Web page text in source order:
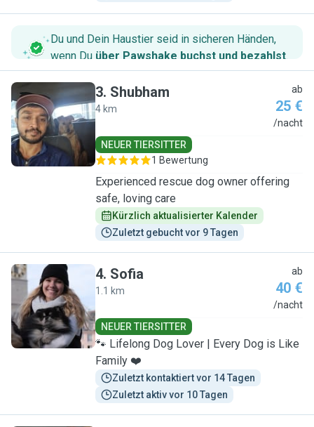
Du und Dein Haustier seid in sicheren Händen,
wenn Du über Pawshake buchst und bezahlst.
S
3. Shubham
4 km
ab
25 €
/nacht
NEUER TIERSITTER
1 Bewertung
Experienced rescue dog owner offering
safe, loving care
Kürzlich aktualisierter Kalender
Zuletzt gebucht vor 9 Tagen
S
4. Sofia
1.1 km
ab
40 €
/nacht
NEUER TIERSITTER
🐾 Lifelong Dog Lover | Every Dog is Like
Family ❤️
Zuletzt kontaktiert vor 14 Tagen
Zuletzt aktiv vor 10 Tagen